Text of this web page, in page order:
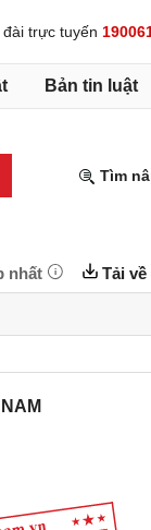
trực tuyến
Bản tin luật
Tìm
nhất Tải về